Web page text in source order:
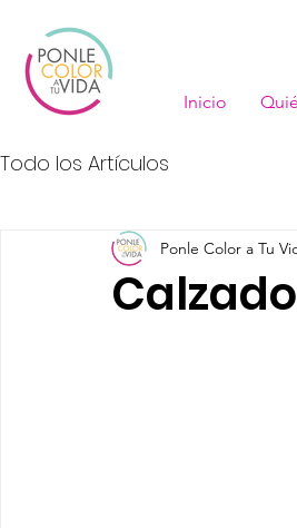
Inicio
Todo los Artículos
Ponle Color a Tu